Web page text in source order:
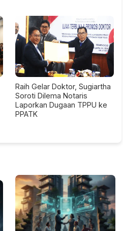
Raih Gelar Doktor, Sugiartha
Soroti Dilema Notaris
Laporkan Dugaan TPPU ke
PPATK